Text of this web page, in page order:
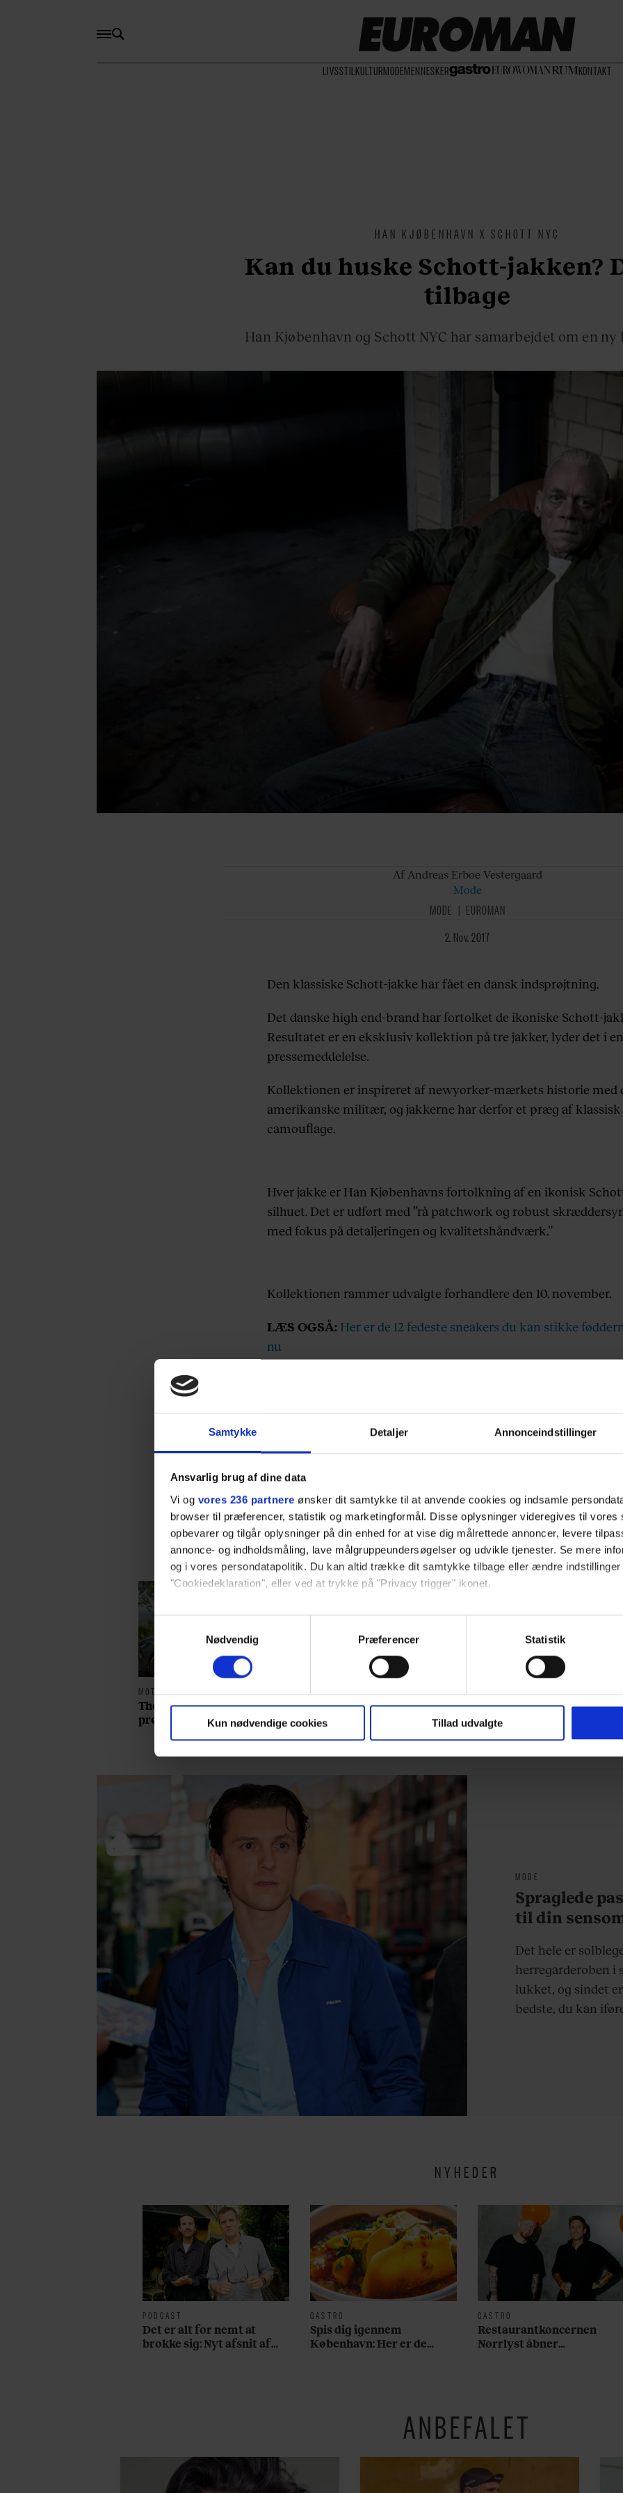
Samtykke Detaljer Annonceindstillinger
Ansvarlig brug af dine data
Vi og vores 236 partnere ønsker dit samtykke til at anvende cookies og indsamle
browser til præferencer, statistik og marketingformål. Disse oplysninger videregives til vores
opbevarer og tilgår oplysninger på din enhed for at vise dig målrettede annoncer, levere
annonce- og indholdsmåling, lave målgruppeundersøgelser og udvikle tjenester. Se mere
og i vores persondatapolitik. Du kan altid trække dit samtykke tilbage eller ændre indstillinger
"Cookiedeklaration", eller ved at trykke på "Privacy trigger" ikonet.
Dine valg anvendes på hele websitet.
Vi ønsker dit samtykke til at indsamle og bruge data for at kunne levere og finansiere
markedsføring, så vi kan optimere vores reklametiltag på sociale medier og til at vise dig
Du kan til enhver tid trække dit samtykke tilbage via linket, du finder i vores cookiepolitik. Du
brug af cookies, samarbejdspartnere og behandling af dine personoplysninger i forbindelse
privatlivspolitik og cookiepolitik.
Nødvendig
Præferencer Statistik
Kun nødvendige cookies Tillad udvalgte
LIVSSTIL KULTURMODEMENNESKER KONTAKT
HAN KJØBENHAVN X SCHOTT NYC
Kan du huske Schott-jakken?
tilbage
Han Kjøbenhavn og Schott NYC har samarbejdet om en
Af Andreas Erboe Vestergaard
Mode
MODE
EUROMAN
2. Nov. 2017
Den klassiske Schott-jakke har fået en dansk indsprøjtning.
Det danske high end-brand har fortolket de ikoniske Schott-
Resultatet er en eksklusiv kollektion på tre jakker, lyder det i en
pressemeddelelse.
Kollektionen er inspireret af newyorker-mærkets historie med
amerikanske militær, og jakkerne har derfor et præg af klassisk
camouflage.
Hver jakke er Han Kjøbenhavns fortolkning af en ikonisk
silhuet. Det er udført med ”rå patchwork og robust
med fokus på detaljeringen og kvalitetshåndværk.”
Kollektionen rammer udvalgte forhandlere den 10. november.
LÆS OGSÅ: Her er de 12 fedeste sneakers du kan stikke
nu
LÆS OGSÅ:RAINS åbner butik i hjertet af København
MEST LÆSTE
MOTOR
Thomas Skov har
prøvekørt den nye Volvo
GASTRO
Restaurantkoncernen
Norrlyst åbner
MENNESKER
Skuespiller Joel
bor i Los Angeles og elsker
sin morgenrutine: ”Jeg
armbøjninger hver
MODE
Spraglede
til din
Det hele er
herregarderoben i
lukket, og sindet
bedste, du kan
NYHEDER
PODCAST
Det er alt for nemt at
brokke sig: Nyt afsnit af
GASTRO
Spis dig igennem
København: Her er de
GASTRO
Restaurantkoncernen
Norrlyst åbner
ANBEFALET